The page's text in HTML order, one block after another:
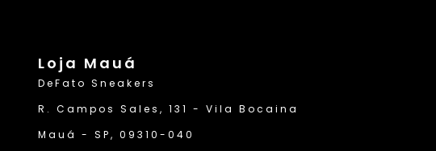
Loja Mauá
DeFato Sneakers
R. Campos Sales, 131 - Vila Bocaina
Mauá - SP, 09310-040